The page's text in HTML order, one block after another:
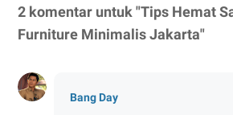
2 komentar untuk "Tips Hemat
Furniture Minimalis Jakarta"
Bang Day